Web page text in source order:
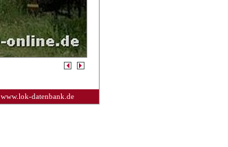
www.lok-datenbank.de